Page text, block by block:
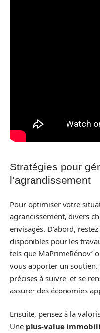
Stratégies pour
l’agrandissement
Pour optimiser votre
agrandissement, divers
envisagés. D’abord,
disponibles pour les
tels que MaPrimeRénov’
vous apporter un soutien.
précises à suivre, et se
assurer des économies
Ensuite, pensez à la
Une plus-value